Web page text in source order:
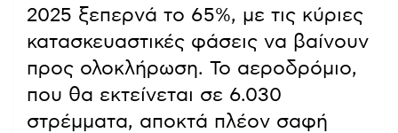
2025 ξεπερνά το 65%, με τις κύριες
κατασκευαστικές φάσεις να βαίνουν
προς ολοκλήρωση. Το αεροδρόμιο,
που θα εκτείνεται σε 6.030
στρέμματα, αποκτά πλέον σαφή